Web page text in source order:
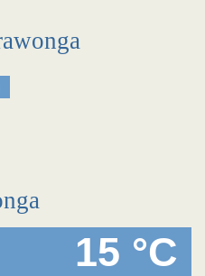
15 °C